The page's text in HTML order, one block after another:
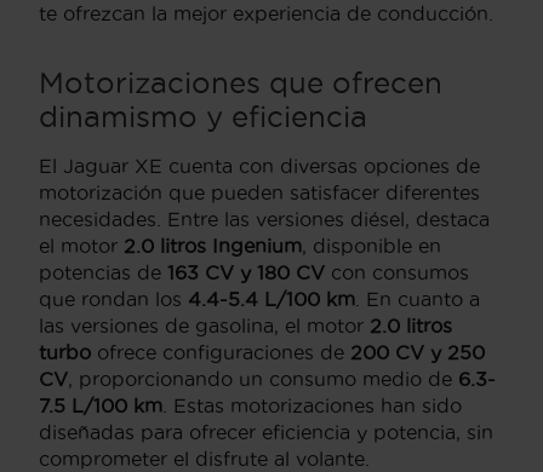
te ofrezcan la mejor experiencia de conducción.
Motorizaciones que ofrecen
dinamismo y eficiencia
El Jaguar XE cuenta con diversas opciones de
motorización que pueden satisfacer diferentes
necesidades. Entre las versiones diésel, destaca
el motor 2.0 litros Ingenium, disponible en
potencias de 163 CV y 180 CV con consumos
que rondan los 4.4-5.4 L/100 km . En cuanto a
las versiones de gasolina, el motor 2.0 litros
turbo ofrece configuraciones de 200 CV y 250
CV, proporcionando un consumo medio de 6.3-
7.5 L/100 km . Estas motorizaciones han sido
diseñadas para ofrecer eficiencia y potencia, sin
comprometer el disfrute al volante.